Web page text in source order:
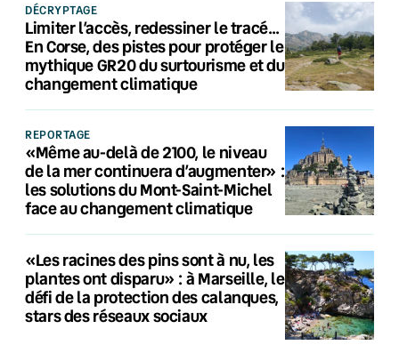
DÉCRYPTAGE
Limiter l’accès, redessiner le tracé…
En Corse, des pistes pour protéger le
mythique GR20 du surtourisme et du
changement climatique
REPORTAGE
«Même au-delà de 2100, le niveau
de la mer continuera d’augmenter» :
les solutions du Mont-Saint-Michel
face au changement climatique
«Les racines des pins sont à nu, les
plantes ont disparu» : à Marseille, le
défi de la protection des calanques,
stars des réseaux sociaux